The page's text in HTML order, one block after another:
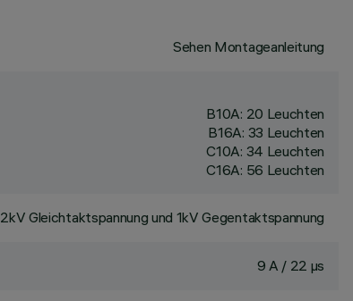
Sehen Montageanleitung
B10A: 20 Leuchten
B16A: 33 Leuchten
C10A: 34 Leuchten
C16A: 56 Leuchten
2kV Gleichtaktspannung und 1kV Gegentaktspannung
9 A / 22 µs